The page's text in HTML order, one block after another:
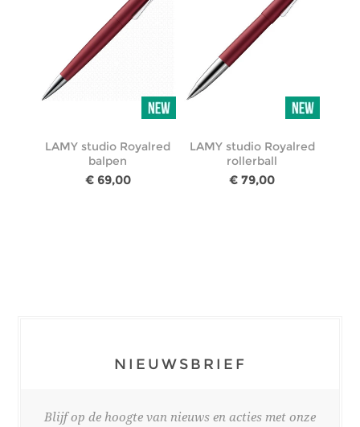
LAMY studio Royalred
balpen
€ 69,00
LAMY studio Royalred
rollerball
€ 79,00
NIEUWSBRIEF
Blijf op de hoogte van nieuws en acties met onze